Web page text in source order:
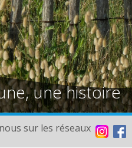
une histoire
sur les réseaux